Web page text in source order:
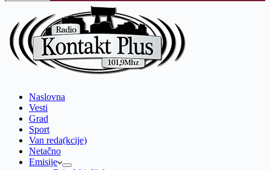
Naslovna
Vesti
Grad
Sport
Van reda(kcije)
Netačno
Emisije